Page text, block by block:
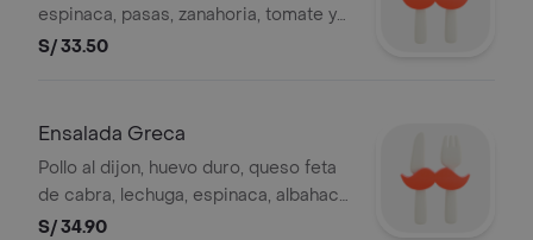
espinaca, pasas, zanahoria, tomate y
fideos crocantes. (aliño sugerido:
S/ 33.50
Ensalada Greca
Pollo al dijon, huevo duro, queso feta
de cabra, lechuga, espinaca, albahaca,
aceitunas verdes y botija, alcachofa,
S/ 34.90